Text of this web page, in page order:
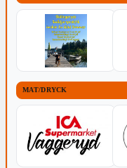
MAT/DRYCK